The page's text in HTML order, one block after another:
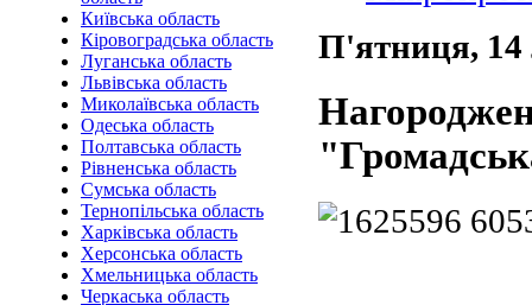
Київська область
Кіровоградська область
Луганська область
Львівська область
Миколаївська область
Одеська область
Полтавська область
Рівненська область
Сумська область
Тернопільська область
Харківська область
Херсонська область
Хмельницька область
Черкаська область
П'ятниця, 14